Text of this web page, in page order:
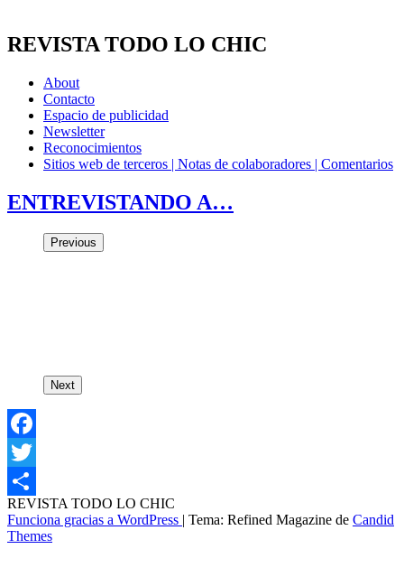
REVISTA TODO LO CHIC
About
Contacto
Espacio de publicidad
Newsletter
Reconocimientos
Sitios web de terceros | Notas de colaboradores | Comentarios
ENTREVISTANDO A…
Previous
Next
Facebook
Twitter
Compartir
REVISTA TODO LO CHIC
Funciona gracias a WordPress | Tema: Refined Magazine de Candid
Themes